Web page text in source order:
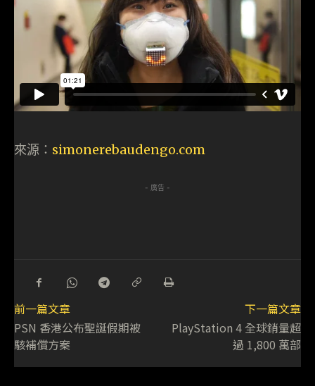
來源： simonerebaudengo.com
- 廣告 -
前一篇文章
PSN 香港公布聖誕假期被
駭補償方案
下一篇文章
PlayStation 4 全球銷量超
過 1,800 萬部